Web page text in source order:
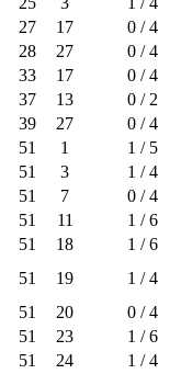
27
17 0 / 4
28
27 0 / 4
33
17 0 / 4
37
13 0 / 2
39
27 0 / 4
51
1 1 / 5
51
3 1 / 4
51
7 0 / 4
51
11 1 / 6
51
18 1 / 6
51
19 1 / 4
51
20 0 / 4
51
23 1 / 6
51
24 1 / 4